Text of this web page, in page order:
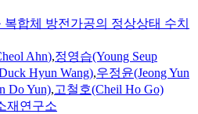
합체 방전가공의 정상상태 수치
Ahn),정영습(Young Seup
Hyun Wang),우정윤(Jeong Yun
Do Yun),고철호(Cheil Ho Go)
재연구소